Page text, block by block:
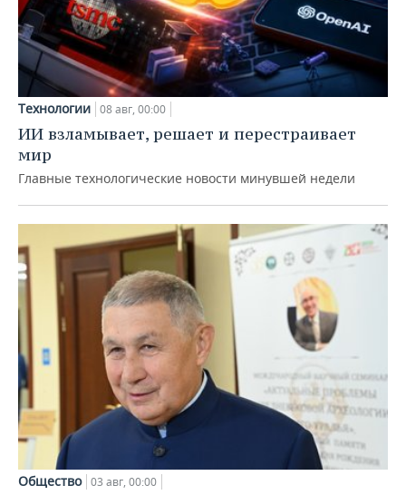
Технологии 08 авг, 00:00
ИИ взламывает, решает и перестраивает
мир
Главные технологические новости минувшей недели
Общество 03 авг, 00:00